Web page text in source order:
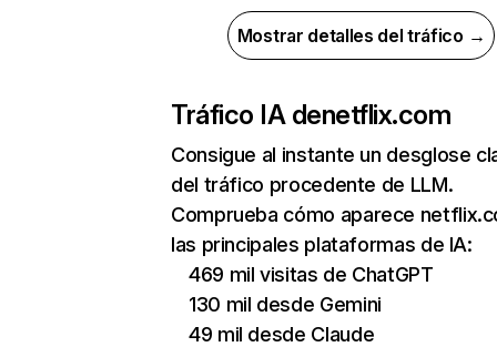
Mostrar detalles del tráfico →
Tráfico IA denetflix.com
Consigue al instante un desglose
del tráfico procedente de LLM.
Comprueba cómo aparece
las principales plataformas de IA:
469 mil visitas de ChatGPT
130 mil desde Gemini
49 mil desde Claude